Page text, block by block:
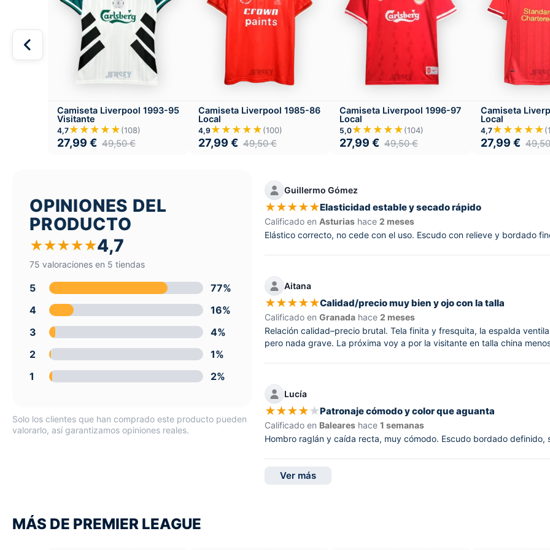
Camiseta Liverpool 1993-95
Visitante
4,7★★★★★(108)
27,99 € 49,50€
Camiseta Liverpool 1985-86
Local
4,9 ★★★★★(100)
27,99 € 49,50€
Camiseta Liverpool 1996-97
Local
5,0★★★★★(104)
27,99 € 49,50€
Camiseta
Local
4,7★★★★★
27,99 €
OPINIONES DEL
PRODUCTO
★★★★★4,7
75 valoraciones en 5 tiendas
5
77%
4
16%
3
4%
2
1%
1
2%
Solo los clientes que han comprado este producto pueden
valorarlo, así garantizamos opiniones reales.
Guillermo Gómez
★★★★★Elasticidad estable y secado rápido
Calificado en Asturias hace2 meses
Elástico correcto, no cede con el uso. Escudo con relieve y bordado
Aitana
★★★★★Calidad/precio muy bien y ojo con la talla
Calificado enGranada hace2 meses
Relación calidad–precio brutal. Tela finita y fresquita, la espalda
pero nada grave. La próxima voy a por la visitante en talla china
Lucía
★★★★★Patronaje cómodo y color que aguanta
Calificado en Baleares hace1 semanas
Hombro raglán y caída recta, muy cómodo. Escudo bordado definido,
Ver más
MÁS DE PREMIER LEAGUE